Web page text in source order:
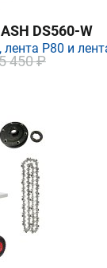
DS560-W
P80 и
450 ₽